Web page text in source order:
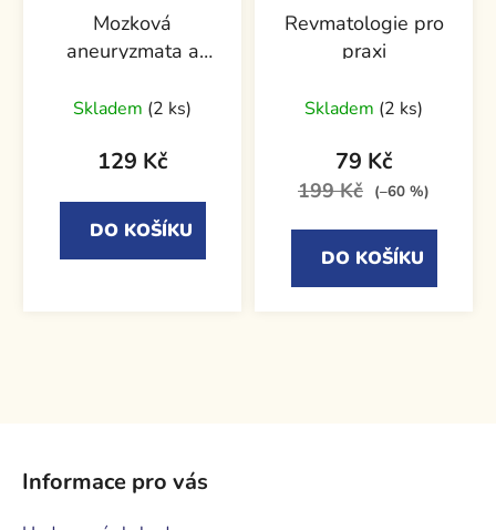
Mozková
aneuryzmata a
krvácení
Skladem (2 ks)
129 Kč
DO KOŠÍKU
Revmatologie pro
praxi
Skladem (2 ks)
79 Kč
199 Kč (–60 %)
DO KOŠÍKU
Informace pro vás